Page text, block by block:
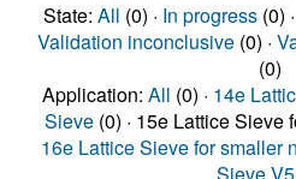
State: All (0) · In progress(0)
Validation inconclusive(0) ·
(0)
Application: All (0) · 14e
Sieve (0) · 15e Lattice Sieve
16e Lattice Sieve for smaller